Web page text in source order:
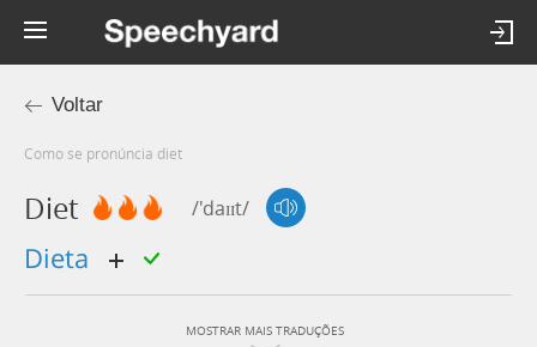
Voltar
Como se pronúncia diet
Diet /'daɪɪt/
dieta
MOSTRAR MAIS TRADUÇÕES